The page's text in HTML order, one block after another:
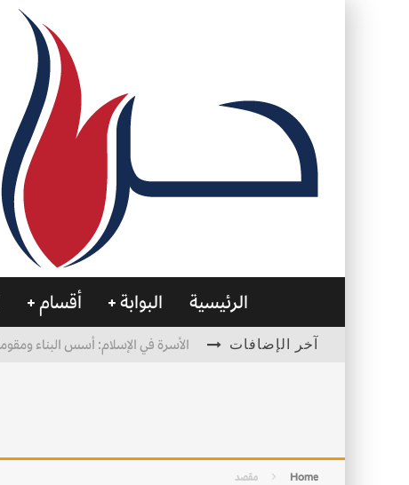
الرئيسية البوابة أقسام
آخر الإضافات الأسرة في الإسلام: أسس البناء
Home مقصد